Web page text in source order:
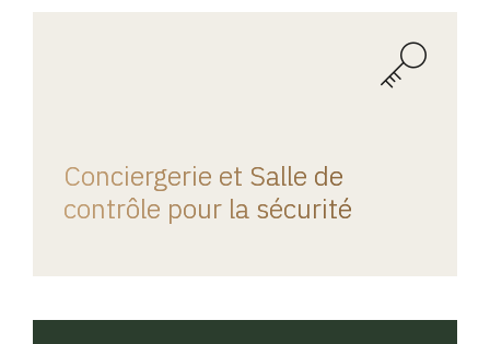
Conciergerie et Salle de
contrôle pour la sécurité